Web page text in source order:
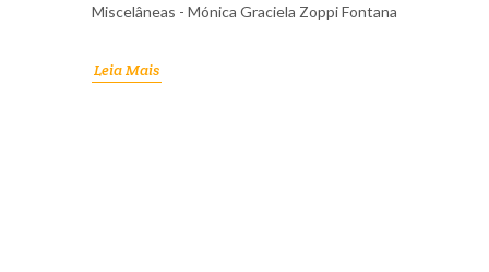
Miscelâneas - Mónica Graciela Zoppi Fontana
Leia Mais